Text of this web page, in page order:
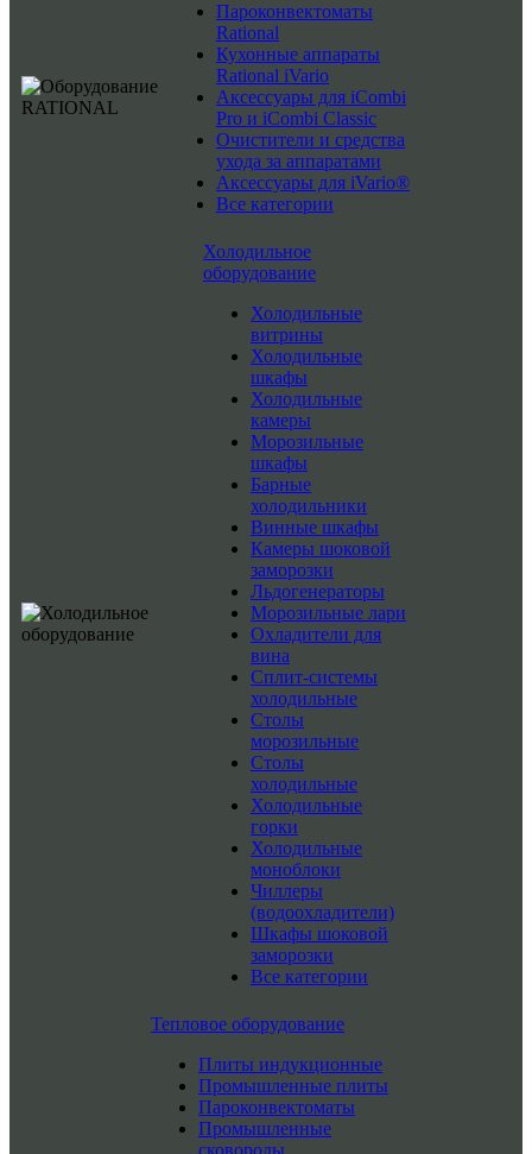
Пароконвектоматы
Rational
Кухонные аппараты
Rational iVario
Аксессуары для iCombi
Pro и iCombi Classic
Очистители и средства
ухода за аппаратами
Аксессуары для iVario®
Все категории
Холодильное
оборудование
Холодильные
витрины
Холодильные
шкафы
Холодильные
камеры
Морозильные
шкафы
Барные
холодильники
Винные шкафы
Камеры шоковой
заморозки
Льдогенераторы
Морозильные лари
Охладители для
вина
Сплит-системы
холодильные
Столы
морозильные
Столы
холодильные
Холодильные
горки
Холодильные
моноблоки
Чиллеры
(водоохладители)
Шкафы шоковой
заморозки
Все категории
Тепловое оборудование
Плиты индукционные
Промышленные плиты
Пароконвектоматы
Промышленные
сковороды